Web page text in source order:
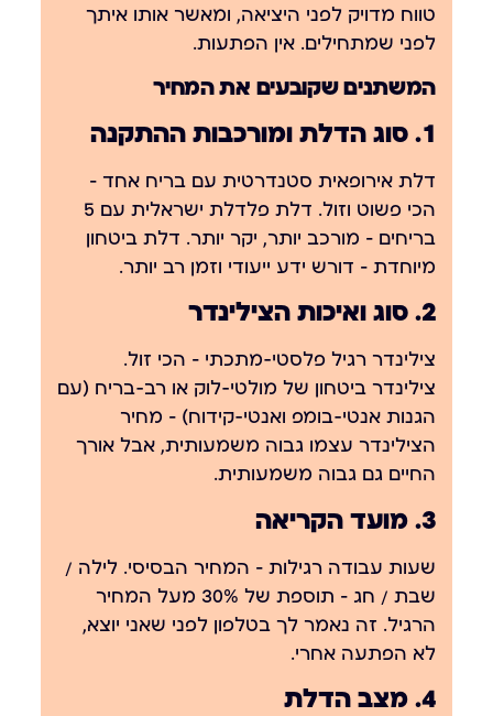
טווח מדויק לפני היציאה, ומאשר אותו איתך
לפני שמתחילים. אין הפתעות.
המשתנים שקובעים את המחיר
1. סוג הדלת ומורכבות ההתקנה
דלת אירופאית סטנדרטית עם בריח אחד —
הכי פשוט וזול. דלת פלדלת ישראלית עם 5
בריחים — מורכב יותר, יקר יותר. דלת ביטחון
מיוחדת — דורש ידע ייעודי וזמן רב יותר.
2. סוג ואיכות הצילינדר
צילינדר רגיל פלסטי-מתכתי — הכי זול.
צילינדר ביטחון של מולטי-לוק או רב-בריח (עם
הגנות אנטי-בומפ ואנטי-קידוח) — מחיר
הצילינדר עצמו גבוה משמעותית, אבל אורך
החיים גם גבוה משמעותית.
3. מועד הקריאה
שעות עבודה רגילות — המחיר הבסיסי. לילה /
שבת / חג — תוספת של 30% מעל המחיר
הרגיל. זה נאמר לך בטלפון לפני שאני יוצא,
לא הפתעה אחרי.
4. מצב הדלת